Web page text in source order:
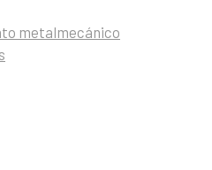
metalmecánico